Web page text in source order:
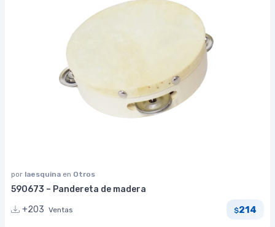
por laesquina en Otros
590673 – Pandereta de madera
+203 Ventas $214